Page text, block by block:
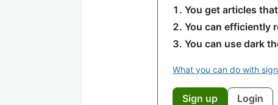
You get articles
You can efficiently
You can use dark
What you can do with
Sign up Login